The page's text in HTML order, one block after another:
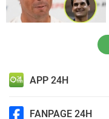
APP 24H
FANPAGE 24H